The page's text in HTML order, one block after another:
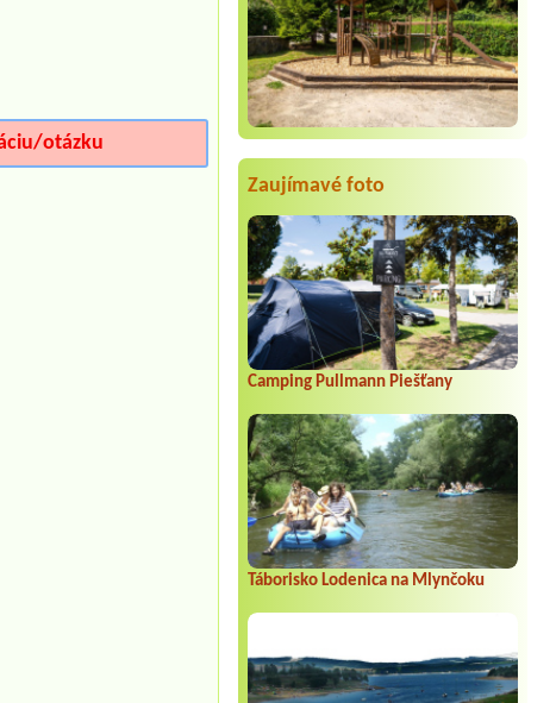
Zaujímavé foto
Camping Pullmann Piešťany
Táborisko Lodenica na Mlynčoku
otázku